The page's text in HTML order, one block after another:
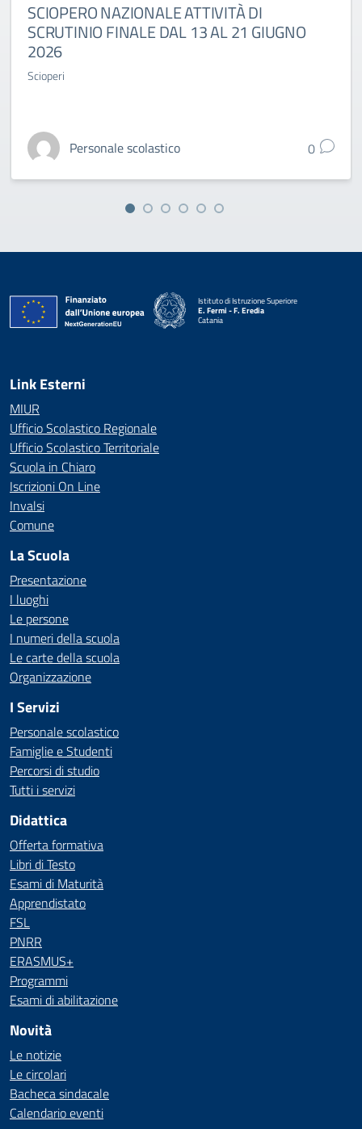
SCIOPERO NAZIONALE ATTIVITÀ DI
SCRUTINIO FINALE DAL 13 AL 21 GIUGNO
2026
Scioperi
Personale scolastico 0
Istituto di Istruzione Superiore
E. Fermi - F. Eredia
Catania
Link Esterni
MIUR
Ufficio Scolastico Regionale
Ufficio Scolastico Territoriale
Scuola in Chiaro
Iscrizioni On Line
Invalsi
Comune
La Scuola
Presentazione
I luoghi
Le persone
I numeri della scuola
Le carte della scuola
Organizzazione
I Servizi
Personale scolastico
Famiglie e Studenti
Percorsi di studio
Tutti i servizi
Didattica
Offerta formativa
Libri di Testo
Esami di Maturità
Apprendistato
FSL
PNRR
ERASMUS+
Programmi
Esami di abilitazione
Novità
Le notizie
Le circolari
Bacheca sindacale
Calendario eventi